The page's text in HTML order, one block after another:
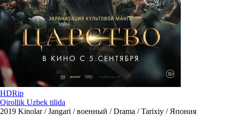
HDRip
Qirollik Uzbek tilida
2019 Kinolar / Jangari / военный / Drama / Tarixiy / Япония